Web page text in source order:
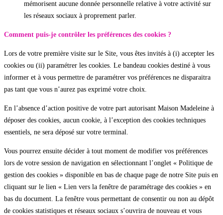
mémorisent aucune donnée personnelle relative à votre activité sur
les réseaux sociaux à proprement parler.
Comment puis-je contrôler les préférences des cookies ?
Lors de votre première visite sur le Site, vous êtes invités à (i) accepter les
cookies ou (ii) paramétrer les cookies. Le bandeau cookies destiné à vous
informer et à vous permettre de paramétrer vos préférences ne disparaitra
pas tant que vous n’aurez pas exprimé votre choix.
En l’absence d’action positive de votre part autorisant Maison Madeleine à
déposer des cookies, aucun cookie, à l’exception des cookies techniques
essentiels, ne sera déposé sur votre terminal.
Vous pourrez ensuite décider à tout moment de modifier vos préférences
lors de votre session de navigation en sélectionnant l’onglet « Politique de
gestion des cookies » disponible en bas de chaque page de notre Site puis en
cliquant sur le lien « Lien vers la fenêtre de paramétrage des cookies » en
bas du document. La fenêtre vous permettant de consentir ou non au dépôt
de cookies statistiques et réseaux sociaux s’ouvrira de nouveau et vous